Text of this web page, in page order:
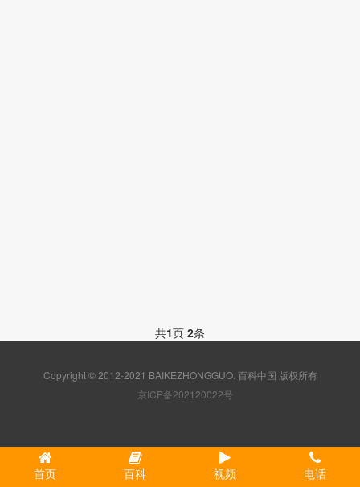
共1页 2条
Copyright © 2012-2021 BAIKEZHONGGUO. 百科中国 版权所有
京ICP备202120022号
首页 百科 视频 电话